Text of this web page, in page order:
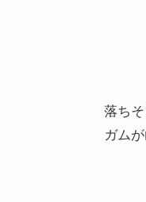
落ち
ガム